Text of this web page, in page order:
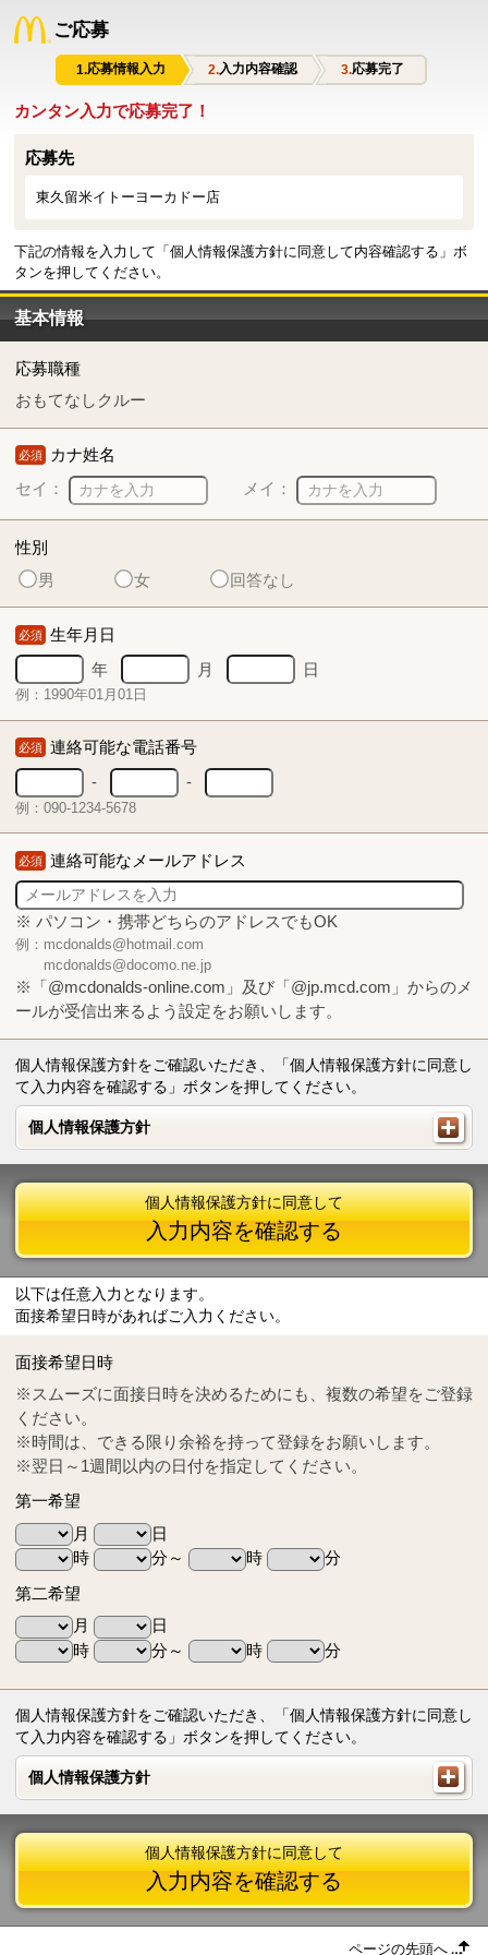
ご応募
応募情報入力 入力内容確認 応募完了
カンタン入力で応募完了！
応募先
東久留米イトーヨーカドー店
下記の情報を入力して「個人情報保護方針に同意して内容確認する」ボ
タンを押してください。
基本情報
応募職種
おもてなしクルー
必須 カナ姓名
セイ：
メイ：
性別
男
女 回答なし
必須 生年月日
年
月 日
例：1990年01月01日
必須 連絡可能な電話番号
-
-
例：090-1234-5678
必須 連絡可能なメールアドレス
※ パソコン・携帯どちらのアドレスでもOK
例：mcdonalds@hotmail.com
mcdonalds@docomo.ne.jp
※「@mcdonalds-online.com」及び「@jp.mcd.com」からのメ
ールが受信出来るよう設定をお願いします。
個人情報保護方針をご確認いただき、「個人情報保護方針に同意し
て入力内容を確認する」ボタンを押してください。
個人情報保護方針
個人情報保護方針
Tel
0570-55-0314
個人情報保護方針に同意して
入力内容を確認する
以下は任意入力となります。
面接希望日時があればご入力ください。
面接希望日時
※スムーズに面接日時を決めるためにも、複数の希望をご登録
ください。
※時間は、できる限り余裕を持って登録をお願いします。
※翌日～1週間以内の日付を指定してください。
第一希望
月
日
時
分～ 時
分
第二希望
月
日
時
分～ 時 分
個人情報保護方針をご確認いただき、「個人情報保護方針に同意し
て入力内容を確認する」ボタンを押してください。
個人情報保護方針
個人情報保護方針
個人情報保護方針に同意して
入力内容を確認する
ページの先頭へ